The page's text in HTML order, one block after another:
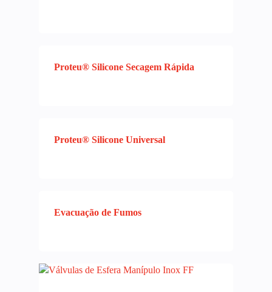
Proteu® Silicone Secagem Rápida
Proteu® Silicone Universal
Evacuação de Fumos